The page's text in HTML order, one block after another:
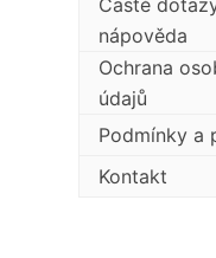
Časté
nápověda
Ochrana
údajů
Podmínky a
Kontakt